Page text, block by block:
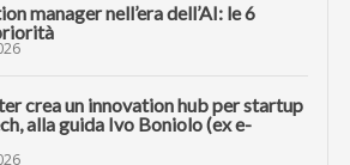
manager nell’era dell’AI: le 6
crea un innovation hub per startup
alla guida Ivo Boniolo (ex e-